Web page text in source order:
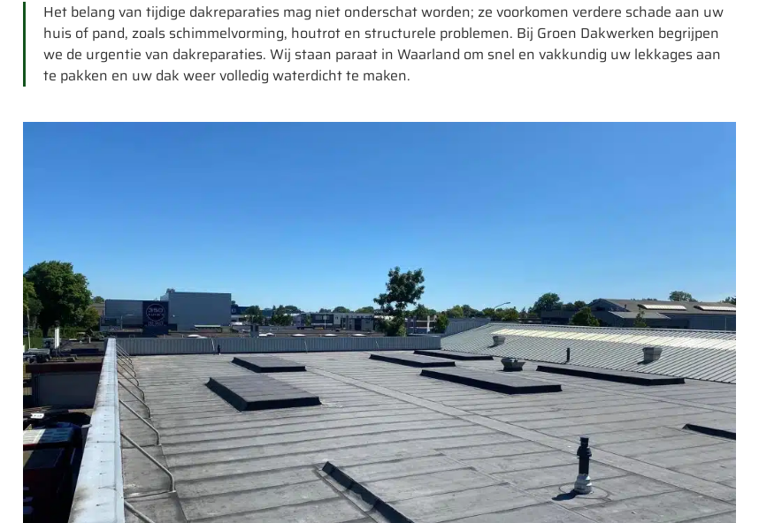
Het belang van tijdige dakreparaties mag niet onderschat worden; ze voorkomen verdere schade aan uw
huis of pand, zoals schimmelvorming, houtrot en structurele problemen. Bij Groen Dakwerken begrijpen
we de urgentie van dakreparaties. Wij staan paraat in Waarland om snel en vakkundig uw lekkages aan
te pakken en uw dak weer volledig waterdicht te maken.